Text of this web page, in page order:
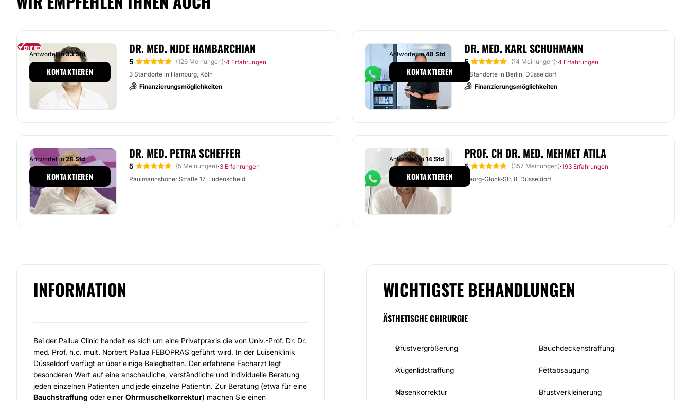
DR. MED. NJDE HAMBARCHIAN
5 (126 Meinungen)·4 Erfahrungen
3 Standorte in Hamburg, Köln
Finanzierungsmöglichkeiten
Antwortet in33 Std
KONTAKTIEREN
DR. MED. KARL SCHUHMANN
5 (14 Meinungen)·4 Erfahrungen
2 Standorte in Berlin, Düsseldorf
Finanzierungsmöglichkeiten
Antwortet in48 Std
KONTAKTIEREN
DR. MED. PETRA SCHEFFER
5 (5 Meinungen)·3 Erfahrungen
Paulmannshöher Straße 17, Lüdenscheid
Antwortet in28 Std
KONTAKTIEREN
PROF. CH DR. MED. MEHMET ATILA
5 (357 Meinungen)·193 Erfahrungen
Georg-Glock-Str. 8, Düsseldorf
Antwortet in 14 Std
KONTAKTIEREN
INFORMATION
Bei der Pallua Clinic handelt es sich um eine Privatpraxis die von Univ.-Prof. Dr. Dr.
med. Prof. h.c. mult. Norbert Pallua FEBOPRAS geführt wird. In der Luisenklinik
Düsseldorf verfügt er über einige Belegbetten. Der erfahrene Facharzt legt
besonderen Wert auf eine anschauliche, verständliche und individuelle Beratung
jeden einzelnen Patienten und jede einzelne Patientin. Zur Beratung (etwa für eine
Bauchstraffung oder einer Ohrmuschelkorrektur) machen Sie einen
WICHTIGSTE BEHANDLUNGEN
ÄSTHETISCHE CHIRURGIE
Brustvergrößerung Bauchdeckenstraffung
Augenlidstraffung Fettabsaugung
Nasenkorrektur Brustverkleinerung